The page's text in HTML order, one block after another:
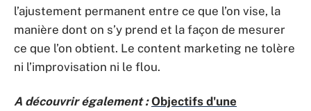
l’ajustement permanent entre ce que l’on vise, la
manière dont on s’y prend et la façon de mesurer
ce que l’on obtient. Le content marketing ne tolère
ni l’improvisation ni le flou.
A découvrir également : Objectifs d'une